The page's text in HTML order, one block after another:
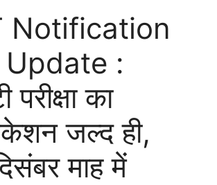
Notification
:
परीक्षा का
जल्द ही,
माह में